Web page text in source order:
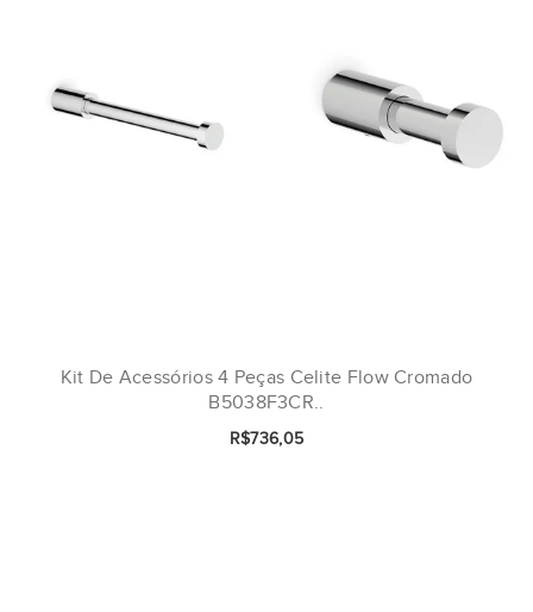
Kit De Acessórios 4 Peças Celite Flow Cromado
B5038F3CR..
R$736,05